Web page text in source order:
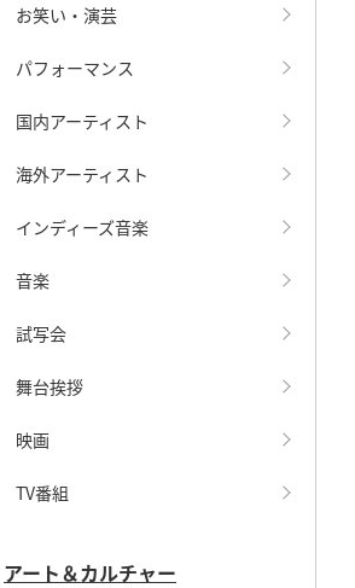
お笑い・演芸
パフォーマンス
国内アーティスト
海外アーティスト
インディーズ音楽
音楽
試写会
舞台挨拶
映画
TV番組
アート＆カルチャー